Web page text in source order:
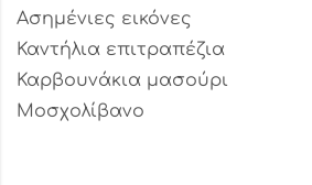
Ασημένιες εικόνες
Καντήλια επιτραπέζια
Καρβουνάκια μασούρι
Μοσχολίβανο